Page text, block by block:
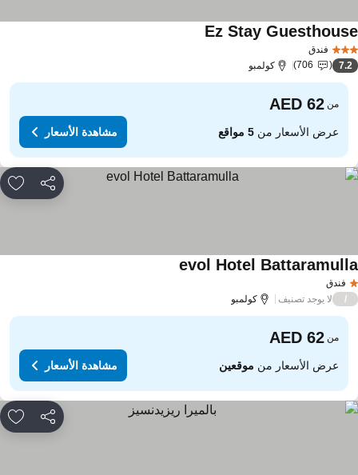
فندق
Ez Stayمشاهدة الأسعار
7.2
706 كولمبو
من
عرض الأسعار من5 مواقع مشاهدة الأسعار
مشاركة
فندق
evol Hotelمشاهدة الأسعار
لا يوجد تصنيف كولمبو
من
عرض الأسعار منموقعين مشاهدة الأسعار
مشاركة